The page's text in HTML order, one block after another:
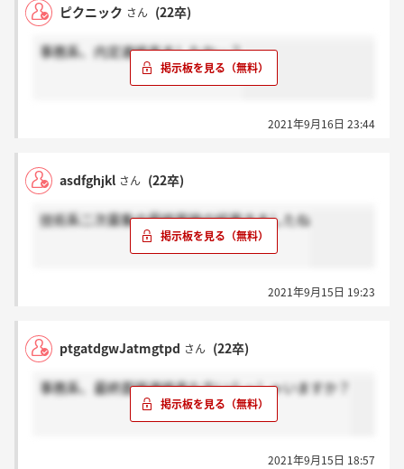
ピクニック さん (22卒)
事務系、内定連絡来ましたか…？
2021年9月16日 23:44
asdfghjkl さん (22卒)
技術系二次募集の最終面接の結果きましたね
2021年9月15日 19:23
ptgatdgwJatmgtpd さん (22卒)
事務系、最終面接連絡来た方いらっしゃいますか？
2021年9月15日 18:57